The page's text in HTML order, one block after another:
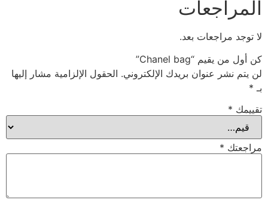
المراجعات
لا توجد مراجعات بعد.
كن أول من يقيم “Chanel bag”
لن يتم نشر عنوان بريدك الإلكتروني. الحقول الإلزامية مشار إليها
بـ *
تقييمك *
مراجعتك *